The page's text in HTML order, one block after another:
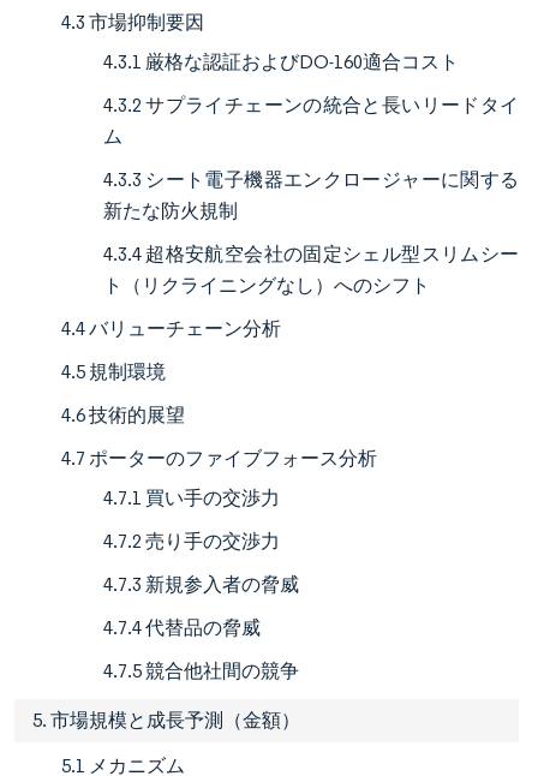
4.3 市場抑制要因
4.3.1 厳格な認証およびDO-160適合コスト
4.3.2 サプライチェーンの統合と長いリードタイ
ム
4.3.3 シート電子機器エンクロージャーに関する
新たな防火規制
4.3.4 超格安航空会社の固定シェル型スリムシー
ト（リクライニングなし）へのシフト
4.4 バリューチェーン分析
4.5 規制環境
4.6 技術的展望
4.7 ポーターのファイブフォース分析
4.7.1 買い手の交渉力
4.7.2 売り手の交渉力
4.7.3 新規参入者の脅威
4.7.4 代替品の脅威
4.7.5 競合他社間の競争
5. 市場規模と成長予測（金額）
5.1 メカニズム